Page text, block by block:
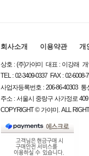
회사소개 이용약관 개
상호 : (주)가야미 대표 : 이강래
TEL : 02-3409-0337 FAX : 02-
사업자등록번호 : 206-86-40303
주소 : 서울시 중랑구 사가정로
COPYRIGHT © 가야미. ALL